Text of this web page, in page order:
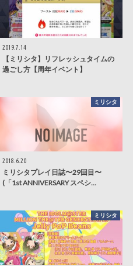
2019.7.14
【ミリシタ】リフレッシュタイムの
過ごし方【周年イベント】
ミリシタ
2018.6.20
ミリシタプレイ日誌〜29回目〜
(「1st ANNIVERSARY スペシ…
ミリシタ